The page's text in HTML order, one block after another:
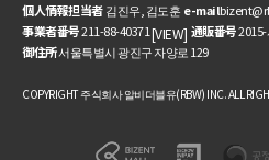
個人情報担当者김진우, 김도훈e-mail
事業者番号211-88-40371[VIEW] 通販番号
御住所서울특별시 광진구 자양로 129
COPYRIGHT 주식회사 알비더블유(RBW) INC. ALL